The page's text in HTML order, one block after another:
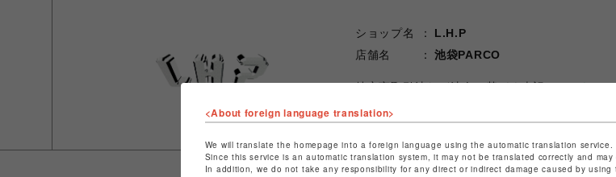
ショップ名
L.H.P
店舗名
池袋PARCO
特定商取引法など法令に基づく表記はこちら
ショップお問い合わせは
<About foreign language translation>
We will translate the homepage into a foreign language using the automatic translation service.
Since this service is an automatic translation system, it may not be translated correctly and
In addition, we do not take any responsibility for any direct or indirect damage caused by